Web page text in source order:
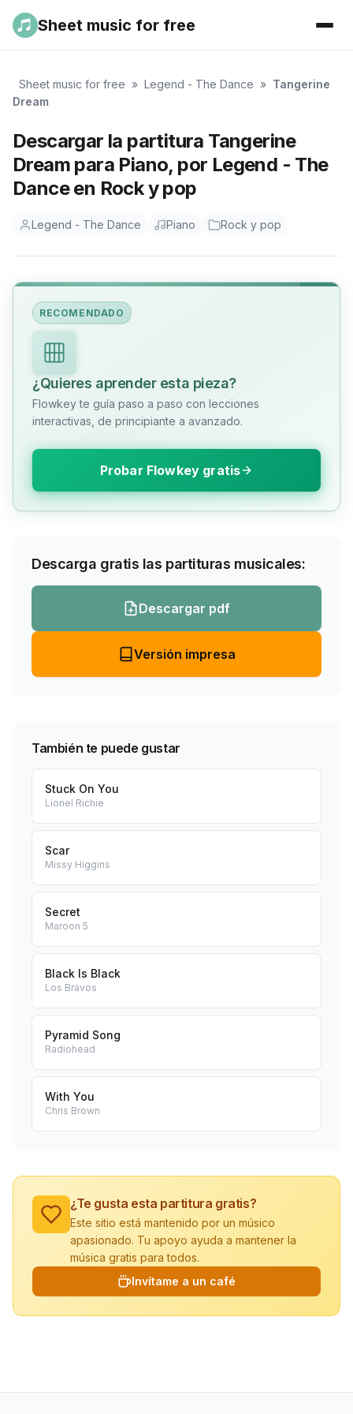
Sheet music for free
Sheet music for free » Legend - The Dance » Tangerine
Dream
Descargar la partitura Tangerine
Dream para Piano, por Legend - The
Dance en Rock y pop
Legend - The Dance Piano Rock y pop
RECOMENDADO
¿Quieres aprender esta pieza?
Flowkey te guía paso a paso con lecciones
interactivas, de principiante a avanzado.
Probar Flowkey gratis
Descarga gratis las partituras musicales:
Descargar pdf
Versión impresa
También te puede gustar
Stuck On You
Lionel Richie
Scar
Missy Higgins
Secret
Maroon 5
Black Is Black
Los Bravos
Pyramid Song
Radiohead
With You
Chris Brown
¿Te gusta esta partitura gratis?
Este sitio está mantenido por un músico
apasionado. Tu apoyo ayuda a mantener la
música gratis para todos.
Invítame a un café